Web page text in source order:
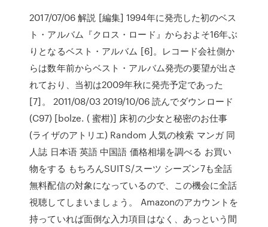
2017/07/06 解説 [編集] 1994年に発売した初のベス
ト・アルバム『クロス・ロード』からおよそ16年ぶ
りとなるベスト・アルバム [6]。レコード会社側か
らは数年前からベスト・アルバム発売の要望が出さ
れており、当初は2009年秋に発売予定であった
[7]。 2011/08/03 2019/10/06 読んでダウンロード
(C97) [bolze. ( 蜜柑)] 床初の少女と秘密のお仕事
(ライザのアトリエ) Random 人気の検索 マンガ 同
人誌 日本语 英語 中国語 価格相場を調べる お買い
物をする もちろんSUITS/スーツ シーズン7も全話
無料配信の対象になっているので、この機会に全話
視聴してしまいましょう。 Amazonのアカウントを
持っていれば面倒な入力項目はなく、あっという間